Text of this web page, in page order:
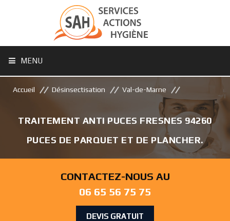
MENU
Accueil Désinsectisation Val-de-Marne
TRAITEMENT ANTI PUCES FRESNES 94260
PUCES DE PARQUET ET DE PLANCHER.
CONTACTEZ-NOUS AU
06 65 56 75 75
DEVIS GRATUIT